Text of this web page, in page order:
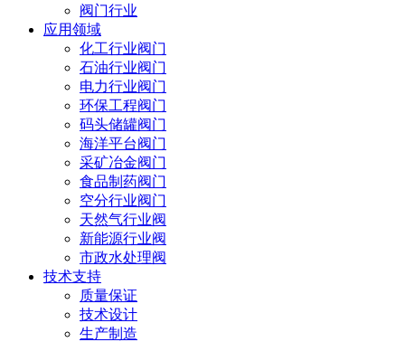
阀门行业
应用领域
化工行业阀门
石油行业阀门
电力行业阀门
环保工程阀门
码头储罐阀门
海洋平台阀门
采矿冶金阀门
食品制药阀门
空分行业阀门
天然气行业阀
新能源行业阀
市政水处理阀
技术支持
质量保证
技术设计
生产制造